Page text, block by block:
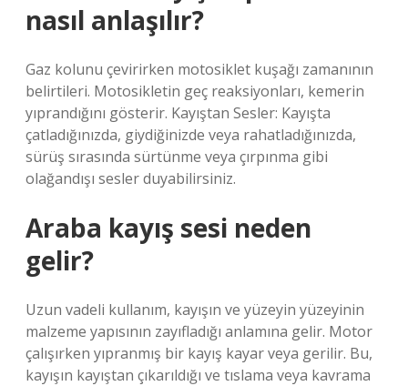
nasıl anlaşılır?
Gaz kolunu çevirirken motosiklet kuşağı zamanının
belirtileri. Motosikletin geç reaksiyonları, kemerin
yıprandığını gösterir. Kayıştan Sesler: Kayışta
çatladığınızda, giydiğinizde veya rahatladığınızda,
sürüş sırasında sürtünme veya çırpınma gibi
olağandışı sesler duyabilirsiniz.
Araba kayış sesi neden
gelir?
Uzun vadeli kullanım, kayışın ve yüzeyin yüzeyinin
malzeme yapısının zayıfladığı anlamına gelir. Motor
çalışırken yıpranmış bir kayış kayar veya gerilir. Bu,
kayışın kayıştan çıkarıldığı ve tıslama veya kavrama